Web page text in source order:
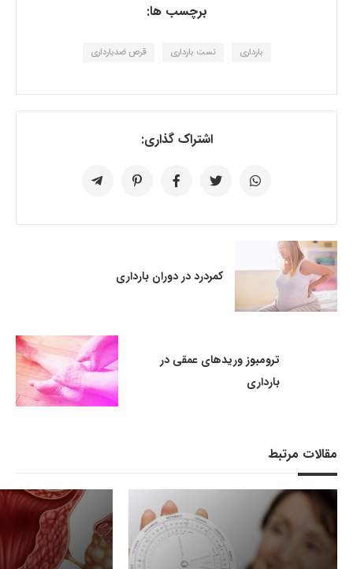
برچسب ها:
بارداری تست بارداری قرص ضدبارداری
اشتراک گذاری:
کمردرد در دوران بارداری
ترومبوز وریدهای عمقی در
بارداری
مقالات مرتبط